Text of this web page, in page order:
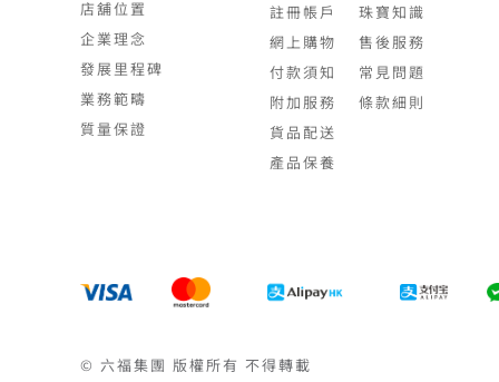
店舖位置
企業理念
發展里程碑
業務範疇
質量保證
註冊帳戶
網上購物
付款須知
附加服務
貨品配送
產品保養
珠寶知識
售後服務
常見問題
條款細則
© 六福集團 版權所有 不得轉載